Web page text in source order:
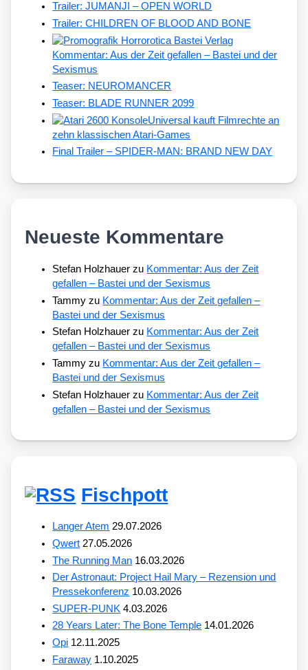
Trailer: JUMANJI – OPEN WORLD
Trailer: CHILDREN OF BLOOD AND BONE
Kommentar: Aus der Zeit gefallen – Bastei und der
Sexismus
Teaser: NEUROMANCER
Teaser: BLADE RUNNER 2099
Universal kauft Filmrechte an
zehn klassischen Atari-Games
Final Trailer – SPIDER-MAN: BRAND NEW DAY
Neueste Kommentare
Stefan Holzhauer zu Kommentar: Aus der Zeit
gefallen – Bastei und der Sexismus
Tammy zu Kommentar: Aus der Zeit gefallen –
Bastei und der Sexismus
Stefan Holzhauer zu Kommentar: Aus der Zeit
gefallen – Bastei und der Sexismus
Tammy zu Kommentar: Aus der Zeit gefallen –
Bastei und der Sexismus
Stefan Holzhauer zu Kommentar: Aus der Zeit
gefallen – Bastei und der Sexismus
Fischpott
Langer Atem 29.07.2026
Qwert 27.05.2026
The Running Man 16.03.2026
Der Astronaut: Project Hail Mary – Rezension und
Pressekonferenz 10.03.2026
SUPER-PUNK 4.03.2026
28 Years Later: The Bone Temple 14.01.2026
Opi 12.11.2025
Faraway 1.10.2025